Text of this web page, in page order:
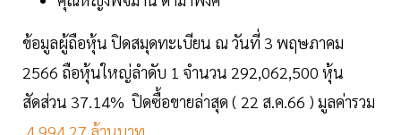
ข้อมูลผู้ถือหุ้น ปิดสมุดทะเบียน ณ วันที่ 3 พฤษภาคม
2566 ถือหุ้นใหญ่ลำดับ 1 จำนวน 292,062,500 หุ้น
สัดส่วน 37.14% ปิดซื้อขายล่าสุด ( 22 ส.ค.66 ) มูลค่ารวม
4,994.27 ล้านบาท